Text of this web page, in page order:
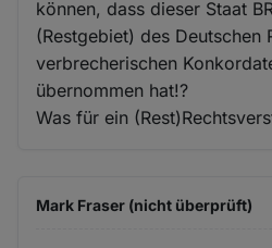
können, dass dieser Staat
(Restgebiet) des Deutschen
verbrecherischen
übernommen hat!?
Was für ein
Mark Fraser (nicht überprüft)